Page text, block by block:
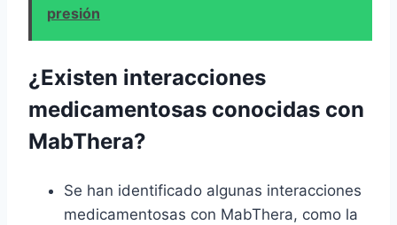
presión
¿Existen interacciones
medicamentosas conocidas con
MabThera?
Se han identificado algunas interacciones
medicamentosas con MabThera, como la